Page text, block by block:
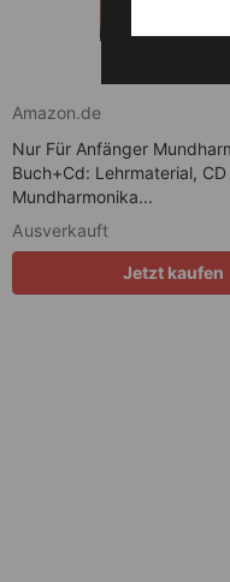
Amazon.de
Nur Für Anfänger
Buch+Cd: Lehrmaterial,
Mundharmonika...
Ausverkauft
Jetzt kaufen